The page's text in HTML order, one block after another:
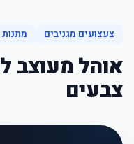
צעצועים מגניבים
מתנות
אוהל מעוצב
צבעים